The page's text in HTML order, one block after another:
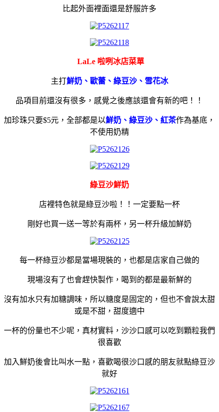
比起外面裡面還是舒服許多
LaLe 啦咧冰店菜單
主打鮮奶、歐蕾、綠豆沙、雪花冰
品項目前還沒有很多，感覺之後應該還會有新的吧！！
加珍珠只要$5元，全部都是以鮮奶、綠豆沙、紅茶作為基底，
不使用奶精
綠豆沙鮮奶
店裡特色就是綠豆沙啦！！一定要點一杯
剛好也買一送一等於有兩杯，另一杯升級加鮮奶
每一杯綠豆沙都是當場現裝的，也都是店家自己做的
現場沒有了也會趕快製作，喝到的都是最新鮮的
沒有加水只有加糖調味，所以糖度是固定的，但也不會說太甜
或是不甜，甜度適中
一杯的份量也不少呢，真材實料，沙沙口感可以吃到顆粒我們
很喜歡
加入鮮奶後會比叫水一點，喜歡喝很沙口感的朋友就點綠豆沙
就好